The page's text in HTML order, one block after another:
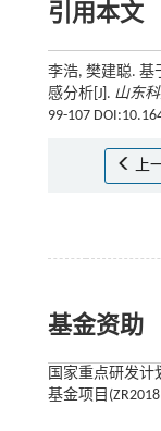
引用本文
李浩, 樊建聪. 基
感分析[J]. 山东
99-107
上
基金资助
国家重点研发计
基金项目